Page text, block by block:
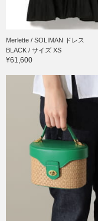
Merlette / SOLIMAN ドレス
BLACK / サイズ XS
¥61,600